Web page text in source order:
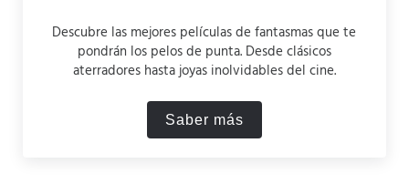
Descubre las mejores películas de fantasmas que te
pondrán los pelos de punta. Desde clásicos
aterradores hasta joyas inolvidables del cine.
Saber másLas 10 mejores películas